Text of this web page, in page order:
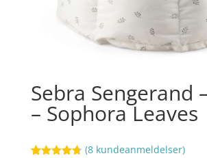
Sebra Sengerand
– Sophora Leaves
(8 kundeanmeldelser)